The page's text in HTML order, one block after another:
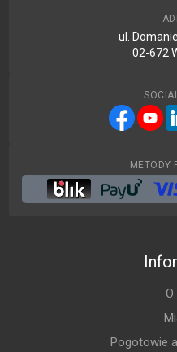
ul.
02-672
METODY
O
Pogotowie